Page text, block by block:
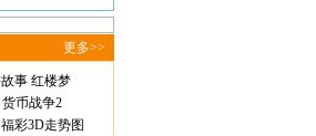
更多>>
事 红楼梦
货币战争2
福彩3D走势图